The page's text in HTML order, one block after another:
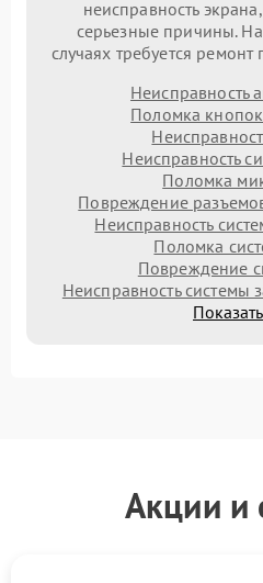
неисправность
серьезные причины.
случаях требуется
Неисправность
Поломка
Неисправность
Поломка
Повреждение
Неисправность
Поломка
Повреждение
Неисправность системы
Акции и